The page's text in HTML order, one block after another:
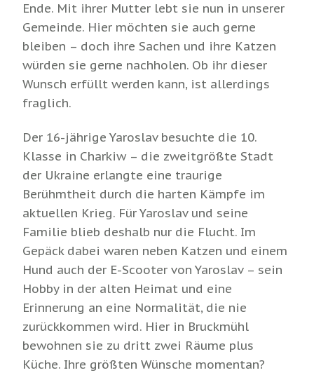
Ende. Mit ihrer Mutter lebt sie nun in unserer
Gemeinde. Hier möchten sie auch gerne
bleiben – doch ihre Sachen und ihre Katzen
würden sie gerne nachholen. Ob ihr dieser
Wunsch erfüllt werden kann, ist allerdings
fraglich.
Der 16-jährige Yaroslav besuchte die 10.
Klasse in Charkiw – die zweitgrößte Stadt
der Ukraine erlangte eine traurige
Berühmtheit durch die harten Kämpfe im
aktuellen Krieg. Für Yaroslav und seine
Familie blieb deshalb nur die Flucht. Im
Gepäck dabei waren neben Katzen und einem
Hund auch der E-Scooter von Yaroslav – sein
Hobby in der alten Heimat und eine
Erinnerung an eine Normalität, die nie
zurückkommen wird. Hier in Bruckmühl
bewohnen sie zu dritt zwei Räume plus
Küche. Ihre größten Wünsche momentan?